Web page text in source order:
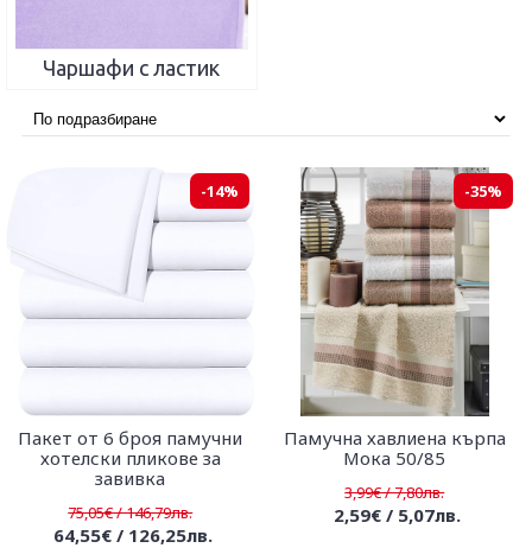
Чаршафи с ластик
-14%
Пакет от 6 броя памучни
хотелски пликове за
завивка
75,05€ / 146,79лв.
64,55€ / 126,25лв.
-35%
Памучна хавлиена кърпа
Мока 50/85
3,99€ / 7,80лв.
2,59€ / 5,07лв.